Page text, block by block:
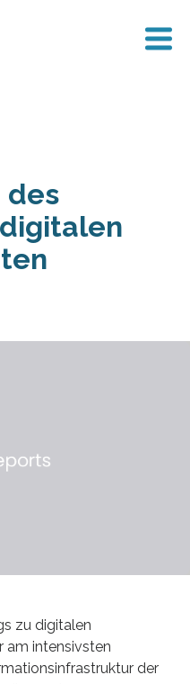
des
zu digitalen
am intensivsten
der